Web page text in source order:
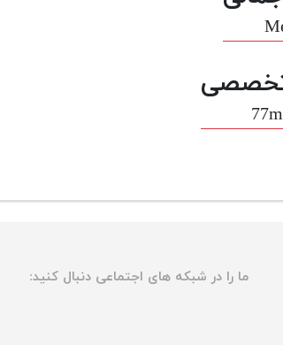
تخصصی
ما را در شبکه های اجتماعی دنبال کنید: